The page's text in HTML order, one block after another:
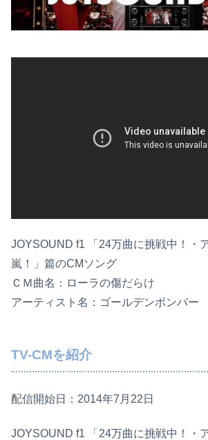
JOYSOUND f1 「24万曲に挑戦中！・
嵐！」篇のCMソング
ＣＭ曲名：ローラの傷だらけ
アーティスト名：ゴールデンボンバー
TV-CMを紹介
配信開始日：2014年7月22日
JOYSOUND f1 「24万曲に挑戦中！・